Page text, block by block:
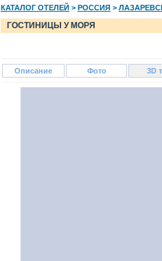
КАТАЛОГ ОТЕЛЕЙ > РОССИЯ >
ГОСТИНИЦЫ У МОРЯ
Описание Фото 3D